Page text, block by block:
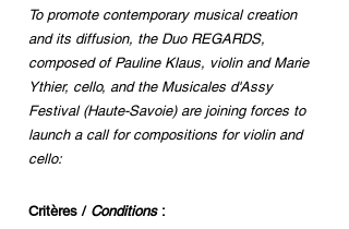
To promote contemporary musical creation
and its diffusion, the Duo REGARDS,
composed of Pauline Klaus, violin and Marie
Ythier, cello, and the Musicales d'Assy
Festival (Haute-Savoie) are joining forces to
launch a call for compositions for violin and
cello:
Critères / Conditions: